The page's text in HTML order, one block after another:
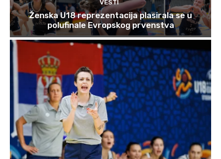
VESTI
Ženska U18 reprezentacija plasirala se u
polufinale Evropskog prvenstva